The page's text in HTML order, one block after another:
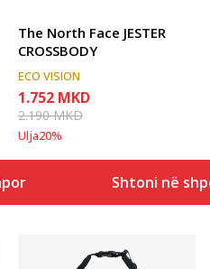
The North Face JESTER
CROSSBODY
ECO VISION
1.752 MKD
2.190MKD
Ulja20%
Shtoni në